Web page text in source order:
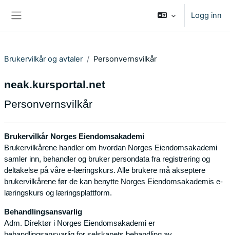
Logg inn
Brukervilkår og avtaler Personvernsvilkår
neak.kursportal.net
Personvernsvilkår
Brukervilkår Norges Eiendomsakademi
Brukervilkårene handler om hvordan Norges Eiendomsakademi
samler inn, behandler og bruker persondata fra registrering og
deltakelse på våre e-læringskurs. Alle brukere må akseptere
brukervilkårene før de kan benytte Norges Eiendomsakademis e-
læringskurs og læringsplattform.
Behandlingsansvarlig
Adm. Direktør i Norges Eiendomsakademi er